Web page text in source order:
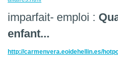
imparfait- emploi :
enfant...
http://carmenvera.eoidehellin.es/